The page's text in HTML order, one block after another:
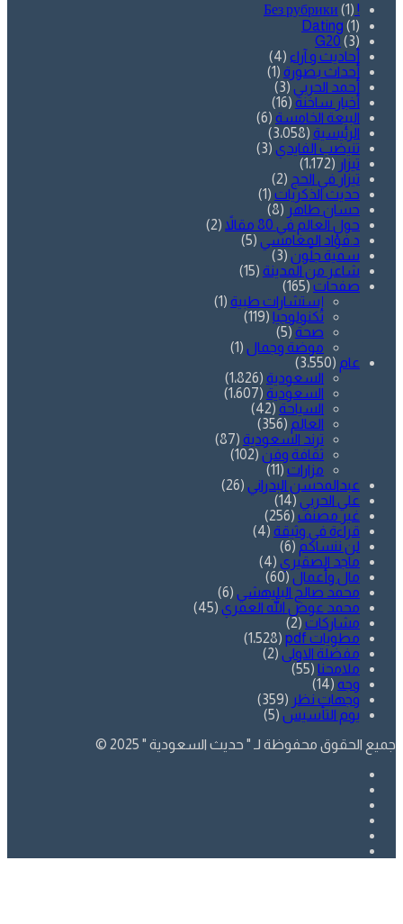
! Без рубрики
(1)
Dating (1)
G20 (3)
أحاديث و آراء (4)
أحداث بصورة (1)
أحمد الحربي (3)
أخبار ساخنة (16)
البيعة الخامسة (6)
الرئيسية (3٬058)
تنيضب الفايدي (3)
تيزار (1٬172)
تيزار في الحج (2)
حديث الذكريات (1)
حسان طاهر (8)
حول العالم في 80 مقالاً
(2)
د.فؤاد المغامسي (5)
سمية جلّون (3)
شاعر من المدينة (15)
صفحات (165)
إستشارات طبية (1)
تكنولوجيا (119)
صحة (5)
موضة وجمال (1)
عام (3٬550)
السعودية (1٬826)
السعودية (1٬607)
السياحة (42)
العالم (356)
ترند السعودية (87)
ثقافة وفن (102)
مزارات (11)
عبدالمحسن البدراني (26)
علي الحربي (14)
غير مصنف (256)
قراءة في وثيقة (4)
لن ننساكم (6)
ماجد الصقيري (4)
مال وأعمال (60)
محمد صالح البليهشي (6)
محمد عوض الله العمري (45)
مشاركات (2)
مطويات pdf
(1٬528)
مفضلة الاولى (2)
ملامحنا (55)
وجه (14)
وجهات نظر (359)
يوم التأسيس (5)
جميع الحقوق محفوظة لـ " حديث السعودية " 2025 ©